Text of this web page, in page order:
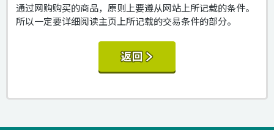
通过网购购买的商品，原则上要遵从网站上所记载的条件。
所以一定要详细阅读主页上所记载的交易条件的部分。